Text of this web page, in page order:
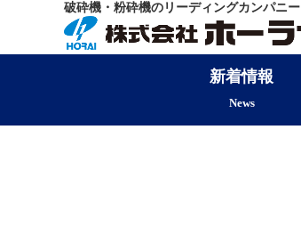
破砕機・粉砕機のリーディングカンパニー
新着情報
News